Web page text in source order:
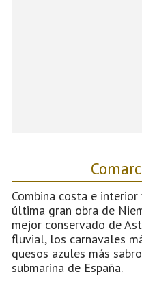
Combina costa e
última gran obra de
mejor conservado de
fluvial, los carnavales
quesos azules más
submarina de España.